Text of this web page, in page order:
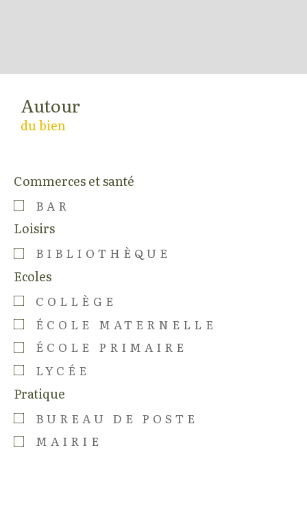
Autour
du bien
Commerces et santé
BAR
Loisirs
BIBLIOTHÈQUE
Ecoles
COLLÈGE
ÉCOLE MATERNELLE
ÉCOLE PRIMAIRE
LYCÉE
Pratique
BUREAU DE POSTE
MAIRIE